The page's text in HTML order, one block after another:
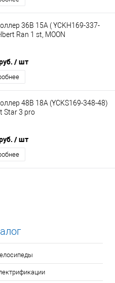
36В 15А ( YCKH169-337-
Ran 1 st, MOON
/ шт
48В 18А (YCKS169-348-48)
Star 3 pro
/ шт